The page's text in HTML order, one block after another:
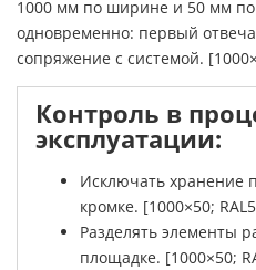
1000 мм по ширине и 50 мм
одновременно: первый
сопряжение с системой.
Контроль в
эксплуатации:
Исключать хранение
кромке. [1000×50;
Разделять элементы
площадке. [1000×50;